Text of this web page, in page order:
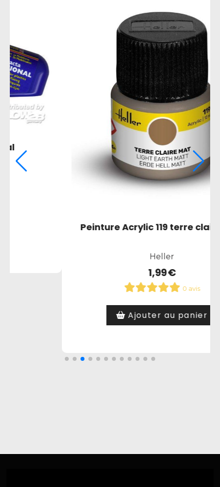
Peinture Acrylic 096 bleu raf mat
Heller
€
0 avis
Ajouter au panier